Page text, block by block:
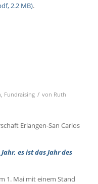
2.2 MB).
Fundraising / von Ruth
Erlangen-San Carlos
es ist das Jahr des
1. Mai mit einem Stand